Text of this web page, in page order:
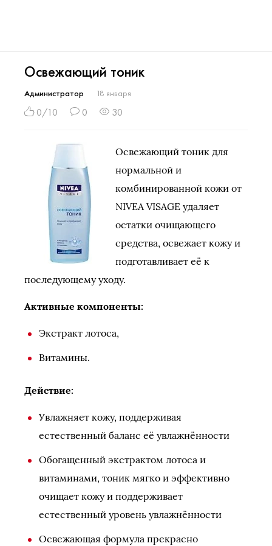
Освежающий тоник
Администратор 18 января
0/10 0 30
Освежающий тоник для
нормальной и
комбинированной кожи от
NIVEA VISAGE удаляет
остатки очищающего
средства, освежает кожу и
подготавливает её к
последующему уходу.
Активные компоненты:
Экстракт лотоса,
Витамины.
Действие:
Увлажняет кожу, поддерживая
естественный баланс её увлажнённости
Обогащенный экстрактом лотоса и
витаминами, тоник мягко и эффективно
очищает кожу и поддерживает
естественный уровень увлажнённости
Освежающая формула прекрасно